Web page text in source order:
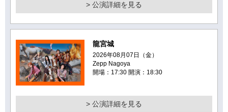
> 公演詳細を見る
龍宮城
2026年08月07日（金）
Zepp Nagoya
開場：17:30 開演：18:30
> 公演詳細を見る